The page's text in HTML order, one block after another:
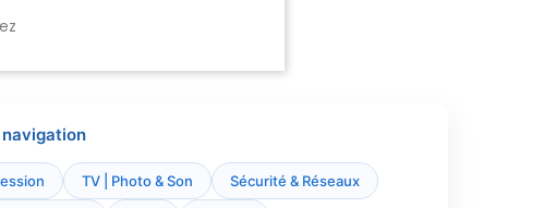
TV | Photo & Son Sécurité & Réseaux